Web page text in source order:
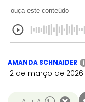
ouça este conteúdo
AMANDA SCHNAIDER i
12 de março de 2026